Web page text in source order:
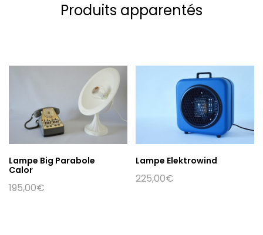
Produits apparentés
Lampe Big Parabole
Calor
195,00€
Lampe Elektrowind
225,00€